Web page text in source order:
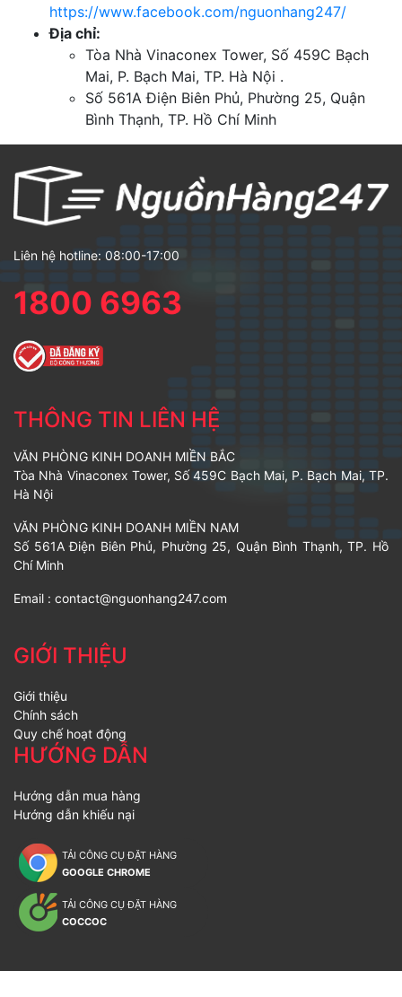
https://www.facebook.com/nguonhang247/
Địa chỉ:
Tòa Nhà Vinaconex Tower, Số 459C Bạch
Mai, P. Bạch Mai, TP. Hà Nội .
Số 561A Điện Biên Phủ, Phường 25, Quận
Bình Thạnh, TP. Hồ Chí Minh
Liên hệ hotline: 08:00-17:00
1800 6963
THÔNG TIN LIÊN HỆ
VĂN PHÒNG KINH DOANH MIỀN BẮC
Tòa Nhà Vinaconex Tower, Số 459C Bạch Mai, P. Bạch Mai, TP.
Hà Nội
VĂN PHÒNG KINH DOANH MIỀN NAM
Số 561A Điện Biên Phủ, Phường 25, Quận Bình Thạnh, TP. Hồ
Chí Minh
Email : contact@nguonhang247.com
GIỚI THIỆU
Giới thiệu
Chính sách
Quy chế hoạt động
HƯỚNG DẪN
Hướng dẫn mua hàng
Hướng dẫn khiếu nại
TẢI CÔNG CỤ ĐẶT HÀNG
GOOGLE CHROME
TẢI CÔNG CỤ ĐẶT HÀNG
COCCOC